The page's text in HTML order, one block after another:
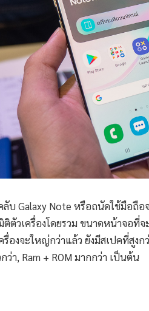
บ Galaxy Note หรือถนัดใช้มือถือ
ติตัวเครื่องโดยรวม ขนาดหน้าจอ
รื่องจะใหญ่กว่าแล้ว ยังมีสเปคที่สูง
ว่า, Ram + ROM มากกว่า เป็นต้น